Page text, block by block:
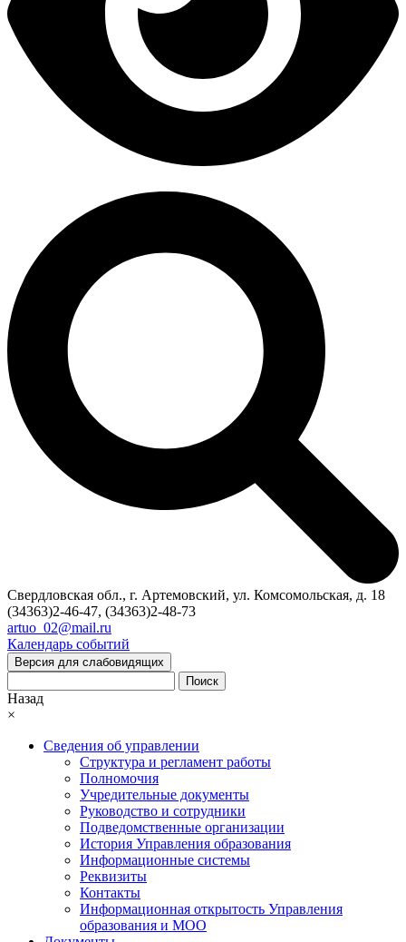
Свердловская обл., г. Артемовский, ул. Комсомольская, д. 18
(34363)2-46-47, (34363)2-48-73
artuo_02@mail.ru
Календарь событий
Версия для слабовидящих
Поиск
Назад
×
Сведения об управлении
Структура и регламент работы
Полномочия
Учредительные документы
Руководство и сотрудники
Подведомственные организации
История Управления образования
Информационные системы
Реквизиты
Контакты
Информационная открытость Управления
образования и МОО